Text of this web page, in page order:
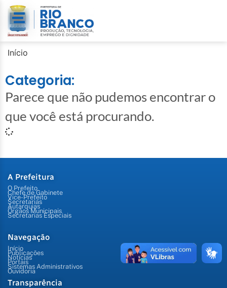
Início
Categoria:
Parece que não pudemos encontrar o
que você está procurando.
A Prefeitura
O Prefeito
Chefe de Gabinete
Vice-Prefeito
Secretarias
Autarquias
Órgãos Municipais
Secretarias Especiais
Navegação
Início
Publicações
Notícias
Portais
Sistemas Administrativos
Ouvidoria
Transparência